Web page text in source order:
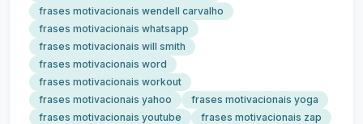
frases motivacionais wendell carvalho
frases motivacionais whatsapp
frases motivacionais will smith
frases motivacionais word
frases motivacionais workout
frases motivacionais yahoo
frases motivacionais yoga
frases motivacionais youtube
frases motivacionais zap